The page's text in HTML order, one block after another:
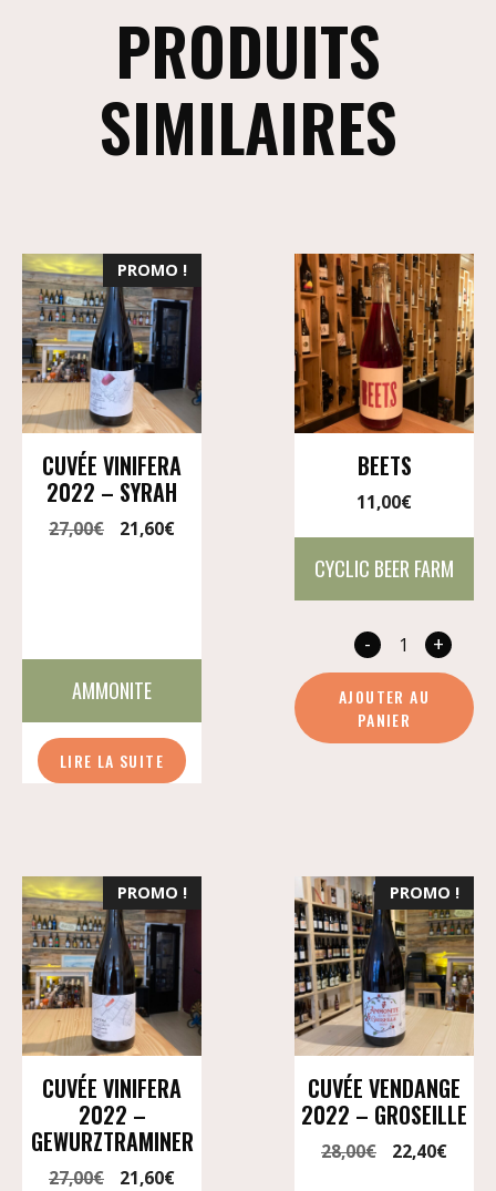
PRODUITS
SIMILAIRES
PROMO !
CUVÉE VINIFERA
2022 – SYRAH
27,00€
Le
21,60€Le
AMMONITE
LIRE LA SUITE
BEETS
11,00€
CYCLIC BEER FARM
-
de
+
AJOUTER AU
PANIER
PROMO !
CUVÉE VINIFERA
2022 –
GEWURZTRAMINER
27,00€
Le
21,60€Le
PROMO !
CUVÉE VENDANGE
2022 – GROSEILLE
28,00€
Le
22,40€Le